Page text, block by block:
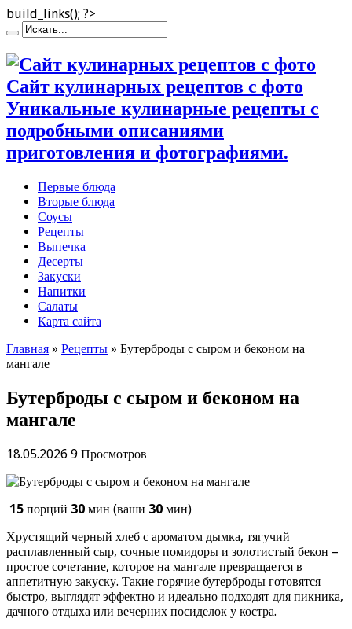
build_links(); ?>
Сайт кулинарных рецептов с фото
Уникальные кулинарные рецепты с
подробными описаниями
приготовления и фотографиями.
Первые блюда
Вторые блюда
Соусы
Рецепты
Выпечка
Десерты
Закуски
Напитки
Салаты
Карта сайта
Главная » Рецепты » Бутерброды с сыром и беконом на
мангале
Бутерброды с сыром и беконом на
мангале
18.05.2026 9 Просмотров
15 порций 30 мин (ваши 30 мин)
Хрустящий черный хлеб с ароматом дымка, тягучий
расплавленный сыр, сочные помидоры и золотистый бекон –
простое сочетание, которое на мангале превращается в
аппетитную закуску. Такие горячие бутерброды готовятся
быстро, выглядят эффектно и идеально подходят для пикника,
дачного отдыха или вечерних посиделок у костра.